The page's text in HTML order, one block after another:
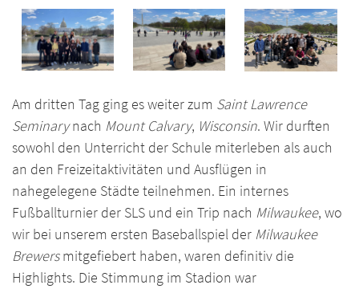
Am dritten Tag ging es weiter zum Saint Lawrence
Seminarynach Mount Calvary, Wisconsin. Wir durften
sowohl den Unterricht der Schule miterleben als auch
an den Freizeitaktivitäten und Ausflügen in
nahegelegene Städte teilnehmen. Ein internes
Fußballturnier der SLS und ein Trip nach Milwaukee, wo
wir bei unserem ersten Baseballspiel der Milwaukee
Brewersmitgefiebert haben, waren definitiv die
Highlights. Die Stimmung im Stadion war